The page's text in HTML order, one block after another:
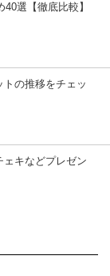
選【徹底比較】
の推移をチェッ
キなどプレゼン